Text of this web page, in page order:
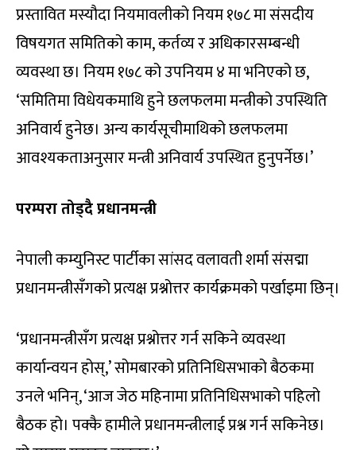
प्रस्तावित मस्यौदा नियमावलीको नियम १७८ मा संसदीय
विषयगत समितिको काम, कर्तव्य र अधिकारसम्बन्धी
व्यवस्था छ। नियम १७८ को उपनियम ४ मा भनिएको छ,
‘समितिमा विधेयकमाथि हुने छलफलमा मन्त्रीको उपस्थिति
अनिवार्य हुनेछ। अन्य कार्यसूचीमाथिको छलफलमा
आवश्यकताअनुसार मन्त्री अनिवार्य उपस्थित हुनुपर्नेछ।’
परम्परा तोड्दै प्रधानमन्त्री
नेपाली कम्युनिस्ट पार्टीका सांसद वलावती शर्मा संसद्मा
प्रधानमन्त्रीसँगको प्रत्यक्ष प्रश्नोत्तर कार्यक्रमको पर्खाइमा छिन्।
‘प्रधानमन्त्रीसँग प्रत्यक्ष प्रश्नोत्तर गर्न सकिने व्यवस्था
कार्यान्वयन होस्,’ सोमबारको प्रतिनिधिसभाको बैठकमा
उनले भनिन्, ‘आज जेठ महिनामा प्रतिनिधिसभाको पहिलो
बैठक हो। पक्कै हामीले प्रधानमन्त्रीलाई प्रश्न गर्न सकिनेछ।